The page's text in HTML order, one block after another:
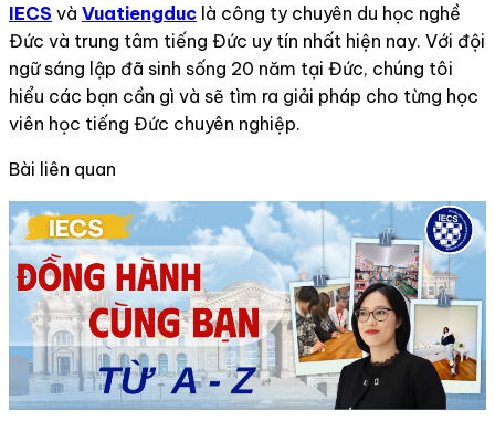
IECS và Vuatiengduc là công ty chuyên du học nghề
Đức và trung tâm tiếng Đức uy tín nhất hiện nay. Với đội
ngữ sáng lập đã sinh sống 20 năm tại Đức, chúng tôi
hiểu các bạn cần gì và sẽ tìm ra giải pháp cho từng học
viên học tiếng Đức chuyên nghiệp.
Bài liên quan